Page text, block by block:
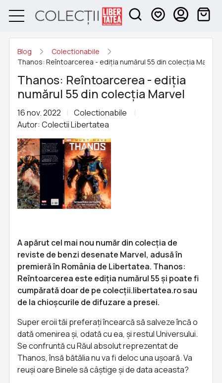
Blog
Colectionabile
Thanos: Reîntoarcerea - ediția numărul 55 din colecția Marvel
Thanos: Reîntoarcerea - ediția
numărul 55 din colecția Marvel
16 nov. 2022
Colectionabile
Autor: Colectii Libertatea
A apărut cel mai nou număr din colecția de
reviste de benzi desenate Marvel, adusă în
premieră în România de Libertatea. Thanos:
Reîntoarcerea este ediția numărul 55 și poate fi
cumpărată doar de pe colecții.libertatea.ro sau
de la chioșcurile de difuzare a presei.
Super eroii tăi preferați încearcă să salveze încă o
dată omenirea și, odată cu ea, și restul Universului.
Se confruntă cu Răul absolut reprezentat de
Thanos, însă bătălia nu va fi deloc una ușoară. Va
reuși oare Binele să câștige și de data aceasta?